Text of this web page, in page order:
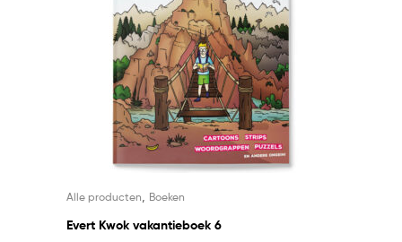
Alle producten Boeken
Evert Kwok vakantieboek 6